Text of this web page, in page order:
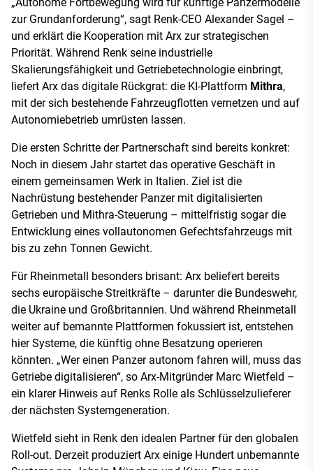
zur Grundanforderung“, sagt Renk-CEO Alexander Sagel –
und erklärt die Kooperation mit Arx zur strategischen
Priorität. Während Renk seine industrielle
Skalierungsfähigkeit und Getriebetechnologie einbringt,
liefert Arx das digitale Rückgrat: die KI-Plattform Mithra,
mit der sich bestehende Fahrzeugflotten vernetzen und auf
Autonomiebetrieb umrüsten lassen.
Die ersten Schritte der Partnerschaft sind bereits konkret:
Noch in diesem Jahr startet das operative Geschäft in
einem gemeinsamen Werk in Italien. Ziel ist die
Nachrüstung bestehender Panzer mit digitalisierten
Getrieben und Mithra-Steuerung – mittelfristig sogar die
Entwicklung eines vollautonomen Gefechtsfahrzeugs mit
bis zu zehn Tonnen Gewicht.
Für Rheinmetall besonders brisant: Arx beliefert bereits
sechs europäische Streitkräfte – darunter die Bundeswehr,
die Ukraine und Großbritannien. Und während Rheinmetall
weiter auf bemannte Plattformen fokussiert ist, entstehen
hier Systeme, die künftig ohne Besatzung operieren
könnten. „Wer einen Panzer autonom fahren will, muss das
Getriebe digitalisieren“, so Arx-Mitgründer Marc Wietfeld –
ein klarer Hinweis auf Renks Rolle als Schlüsselzulieferer
der nächsten Systemgeneration.
Wietfeld sieht in Renk den idealen Partner für den globalen
Roll-out. Derzeit produziert Arx einige Hundert unbemannte